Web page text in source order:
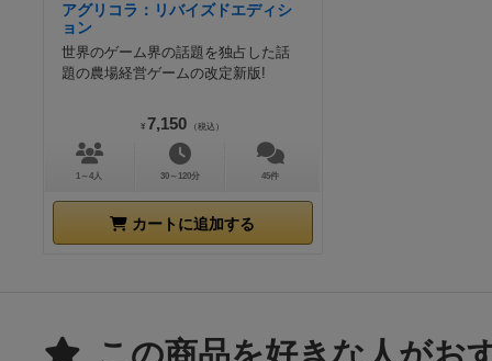
アグリコラ：リバイズドエディシ
ョン
世界のゲーム界の話題を独占した話
題の農場経営ゲームの改定新版!
¥ 7,150 （税込）
1～4人 30～120分 45件
カートに追加する
この商品を好きな人がお